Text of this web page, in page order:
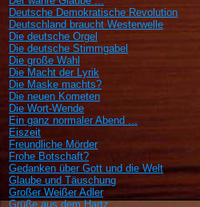
Deutsche Demokratische Revolution
Deutschland braucht Westerwelle
Die deutsche Orgel
Die deutsche Stimmgabel
Die große Wahl
Die Macht der Lyrik
Die Maske machts?
Die neuen Kometen
Die Wort-Wende
Ein ganz normaler Abend ...
Eiszeit
Freundliche Mörder
Frohe Botschaft?
Gedanken über Gott und die Welt
Glaube und Täuschung
Großer Weißer Adler
Grüße aus dem Hartz